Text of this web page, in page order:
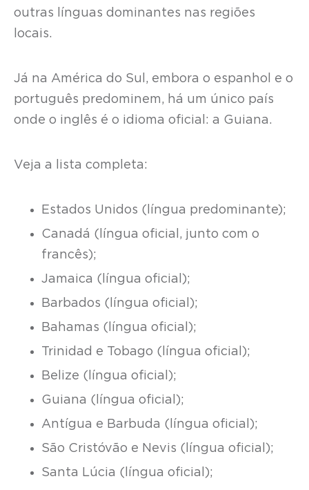
outras línguas dominantes nas regiões
locais.
Já na América do Sul, embora o espanhol e o
português predominem, há um único país
onde o inglês é o idioma oficial: a Guiana.
Veja a lista completa:
Estados Unidos (língua predominante);
Canadá (língua oficial, junto com o
francês);
Jamaica (língua oficial);
Barbados (língua oficial);
Bahamas (língua oficial);
Trinidad e Tobago (língua oficial);
Belize (língua oficial);
Guiana (língua oficial);
Antígua e Barbuda (língua oficial);
São Cristóvão e Nevis (língua oficial);
Santa Lúcia (língua oficial);